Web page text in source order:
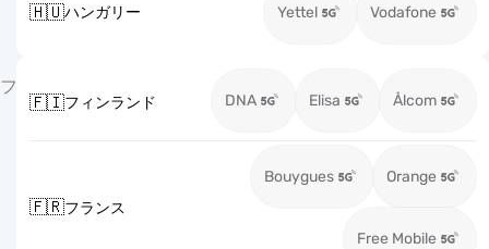
🇭🇺ハンガリー Yettel Vodafone
フ
🇫🇮フィンランド DNA Elisa Ålcom
🇫🇷フランス
Bouygues Orange
Free Mobile